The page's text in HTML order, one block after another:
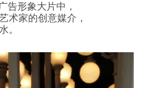
告形象大片中，
术家的创意媒介，
。